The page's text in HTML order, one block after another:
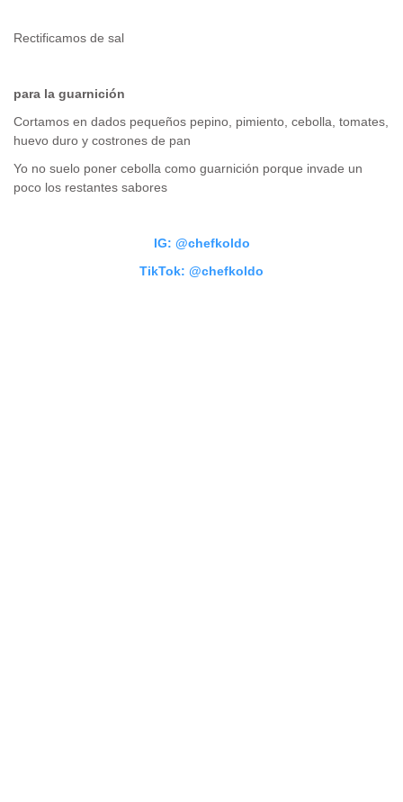
Rectificamos de sal
para la guarnición
Cortamos en dados pequeños pepino, pimiento, cebolla, tomates,
huevo duro y costrones de pan
Yo no suelo poner cebolla como guarnición porque invade un
poco los restantes sabores
IG: @chefkoldo
TikTok: @chefkoldo